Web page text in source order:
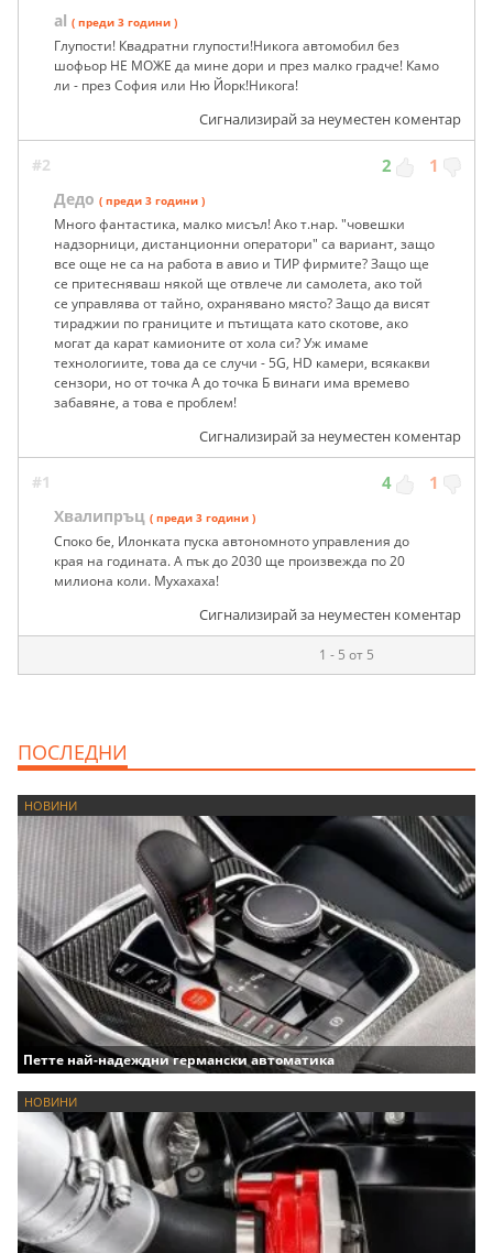
al ( преди 3 години )
Глупости! Квадратни глупости!Никога автомобил без
шофьор НЕ МОЖЕ да мине дори и през малко градче! Камо
ли - през София или Ню Йорк!Никога!
Сигнализирай за неуместен коментар
#2 2 1
Дедо ( преди 3 години )
Много фантастика, малко мисъл! Ако т.нар. "човешки
надзорници, дистанционни оператори" са вариант, защо
все още не са на работа в авио и ТИР фирмите? Защо ще
се притесняваш някой ще отвлече ли самолета, ако той
се управлява от тайно, охранявано място? Защо да висят
тираджии по границите и пътищата като скотове, ако
могат да карат камионите от хола си? Уж имаме
технологиите, това да се случи - 5G, HD камери, всякакви
сензори, но от точка А до точка Б винаги има времево
забавяне, а това е проблем!
Сигнализирай за неуместен коментар
#1 4 1
Хвалипръц ( преди 3 години )
Споко бе, Илонката пуска автономното управления до
края на годината. А пък до 2030 ще произвежда по 20
милиона коли. Мухахаха!
Сигнализирай за неуместен коментар
1 - 5 от 5
ПОСЛЕДНИ
НОВИНИ
Петте най-надеждни германски автоматика
НОВИНИ